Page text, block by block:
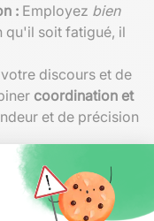
: Employez bien
qu'il soit fatigué, il
discours et de
coordination et
et de précision